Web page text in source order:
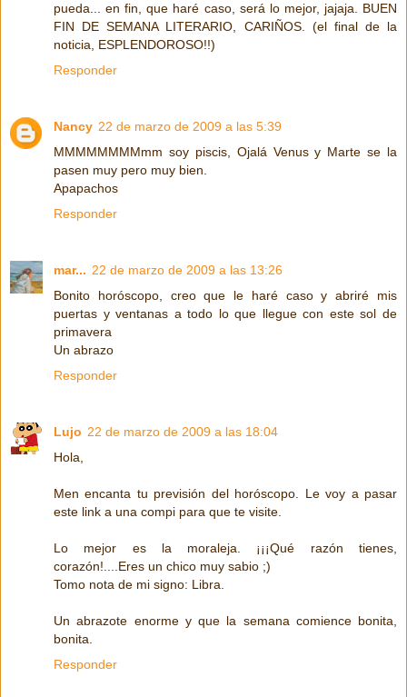
pueda... en fin, que haré caso, será lo mejor, jajaja. BUEN
FIN DE SEMANA LITERARIO, CARIÑOS. (el final de la
noticia, ESPLENDOROSO!!)
Responder
Nancy 22 de marzo de 2009 a las 5:39
MMMMMMMMmm soy piscis, Ojalá Venus y Marte se la
pasen muy pero muy bien.
Apapachos
Responder
mar... 22 de marzo de 2009 a las 13:26
Bonito horóscopo, creo que le haré caso y abriré mis
puertas y ventanas a todo lo que llegue con este sol de
primavera
Un abrazo
Responder
Lujo 22 de marzo de 2009 a las 18:04
Hola,
Men encanta tu previsión del horóscopo. Le voy a pasar
este link a una compi para que te visite.
Lo mejor es la moraleja. ¡¡¡Qué razón tienes,
corazón!....Eres un chico muy sabio ;)
Tomo nota de mi signo: Libra.
Un abrazote enorme y que la semana comience bonita,
bonita.
Responder